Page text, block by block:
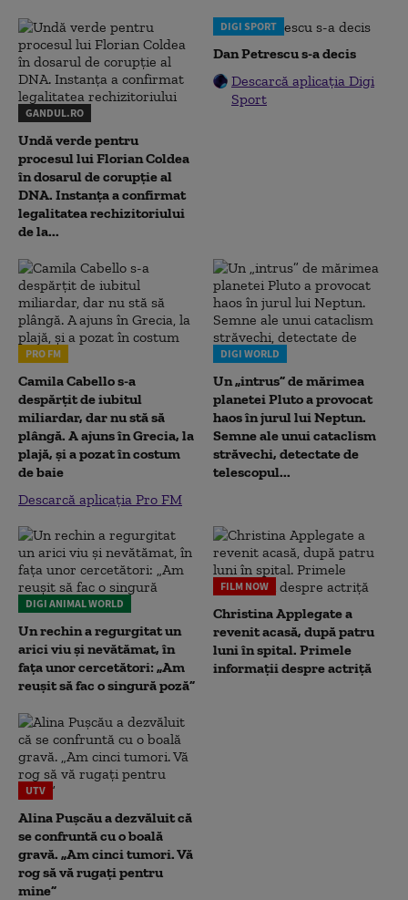
GANDUL.RO
Undă verde pentru
procesul lui Florian Coldea
în dosarul de corupție al
DNA. Instanța a confirmat
legalitatea rechizitoriului
de la...
DIGI SPORT
Dan Petrescu s-a decis
Descarcă aplicația Digi
Sport
PRO FM
Camila Cabello s-a
despărțit de iubitul
miliardar, dar nu stă să
plângă. A ajuns în Grecia, la
plajă, și a pozat în costum
de baie
Descarcă aplicația Pro FM
DIGI WORLD
Un „intrus” de mărimea
planetei Pluto a provocat
haos în jurul lui Neptun.
Semne ale unui cataclism
străvechi, detectate de
telescopul...
DIGI ANIMAL WORLD
Un rechin a regurgitat un
arici viu și nevătămat, în
fața unor cercetători: „Am
reușit să fac o singură poză”
FILM NOW
Christina Applegate a
revenit acasă, după patru
luni în spital. Primele
informații despre actriță
UTV
Alina Pușcău a dezvăluit că
se confruntă cu o boală
gravă. „Am cinci tumori. Vă
rog să vă rugați pentru
mine”